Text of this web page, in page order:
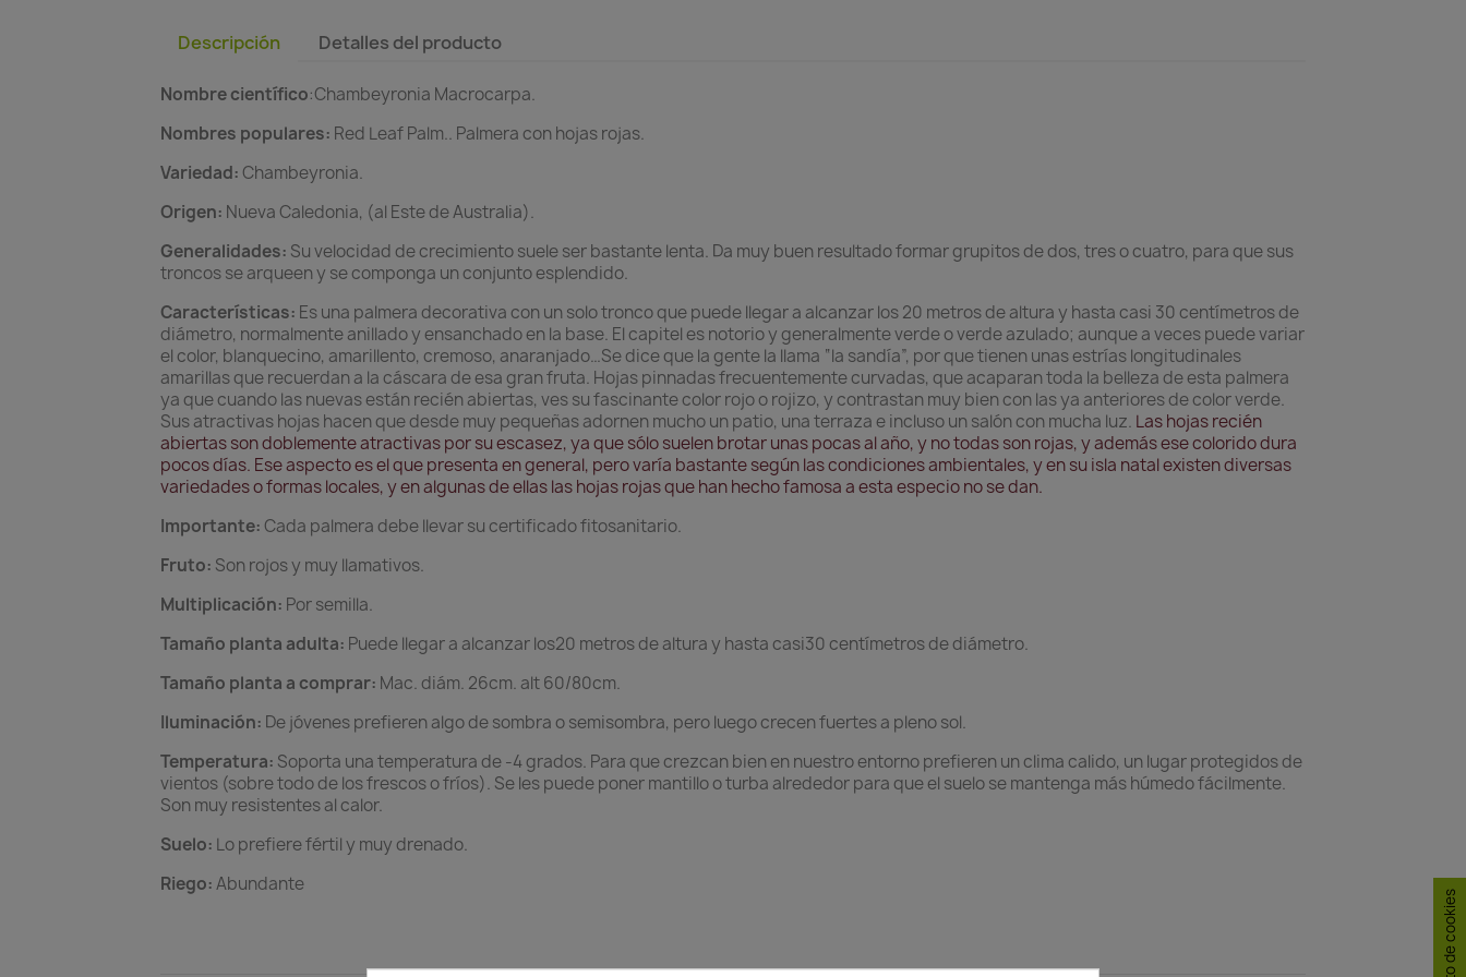
Descripción Detalles del producto
Nombre científico:Chambeyronia Macrocarpa.
Nombres populares: Red Leaf Palm.. Palmera con hojas rojas.
Variedad: Chambeyronia.
Origen: Nueva Caledonia, (al Este de Australia).
Generalidades: Su velocidad de crecimiento suele ser bastante lenta. Da muy buen resultado formar grupitos de dos, tres o cuatro, para que sus
troncos se arqueen y se componga un conjunto esplendido.
Características: Es una palmera decorativa con un solo tronco que puede llegar a alcanzar los 20 metros de altura y hasta casi 30 centímetros de
diámetro, normalmente anillado y ensanchado en la base. El capitel es notorio y generalmente verde o verde azulado; aunque a veces puede variar
el color, blanquecino, amarillento, cremoso, anaranjado…Se dice que la gente la llama “la sandía”, por que tienen unas estrías longitudinales
amarillas que recuerdan a la cáscara de esa gran fruta. Hojas pinnadas frecuentemente curvadas, que acaparan toda la belleza de esta palmera
ya que cuando las nuevas están recién abiertas, ves su fascinante color rojo o rojizo, y contrastan muy bien con las ya anteriores de color verde.
Sus atractivas hojas hacen que desde muy pequeñas adornen mucho un patio, una terraza e incluso un salón con mucha luz. Las hojas recién
abiertas son doblemente atractivas por su escasez, ya que sólo suelen brotar unas pocas al año, y no todas son rojas, y además ese colorido dura
pocos días. Ese aspecto es el que presenta en general, pero varía bastante según las condiciones ambientales, y en su isla natal existen diversas
variedades o formas locales, y en algunas de ellas las hojas rojas que han hecho famosa a esta especio no se dan.
Importante: Cada palmera debe llevar su certificado fitosanitario.
Fruto: Son rojos y muy llamativos.
Multiplicación: Por semilla.
Tamaño planta adulta: Puede llegar a alcanzar los20 metros de altura y hasta casi30 centímetros de diámetro.
Tamaño planta a comprar: Mac. diám. 26cm. alt 60/80cm.
Iluminación: De jóvenes prefieren algo de sombra o semisombra, pero luego crecen fuertes a pleno sol.
Temperatura: Soporta una temperatura de -4 grados. Para que crezcan bien en nuestro entorno prefieren un clima calido, un lugar protegidos de
vientos (sobre todo de los frescos o fríos). Se les puede poner mantillo o turba alrededor para que el suelo se mantenga más húmedo fácilmente.
Son muy resistentes al calor.
Suelo: Lo prefiere fértil y muy drenado.
Riego:Abundante